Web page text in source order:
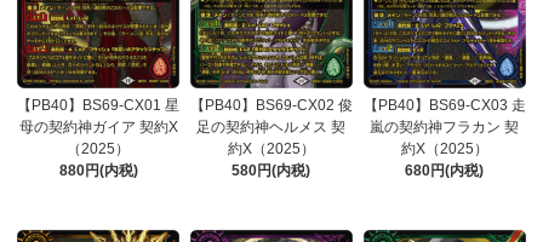
【PB40】BS69-CX01 星
母の契約神ガイア 契約X
（2025）
880円(内税)
【PB40】BS69-CX02 俊
足の契約神ヘルメス 契
約X（2025）
580円(内税)
【PB40】BS69-CX03 走
嵐の契約神フラカン 契
約X（2025）
680円(内税)